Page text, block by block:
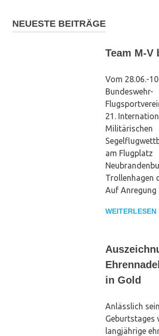
NEUESTE BEITRÄGE
Team M-V
Vom 28.06.-
Bundeswehr-
21.
Militärischen
am Flugplatz
Trollenhagen
Auf
WEITERLESEN
in Gold
Anlässlich
Geburtstages
langjährige